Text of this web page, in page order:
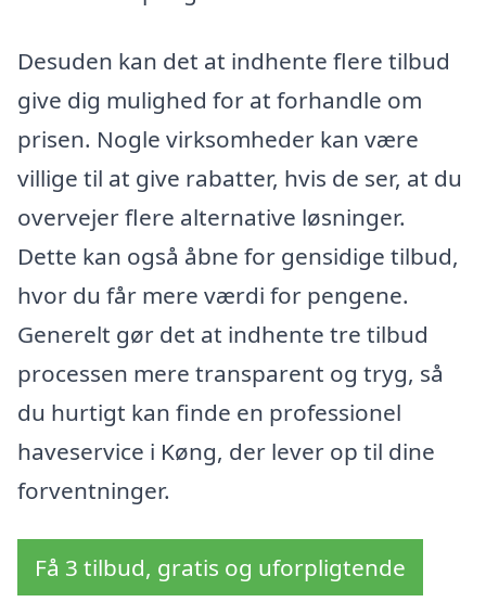
Desuden kan det at indhente flere tilbud
give dig mulighed for at forhandle om
prisen. Nogle virksomheder kan være
villige til at give rabatter, hvis de ser, at du
overvejer flere alternative løsninger.
Dette kan også åbne for gensidige tilbud,
hvor du får mere værdi for pengene.
Generelt gør det at indhente tre tilbud
processen mere transparent og tryg, så
du hurtigt kan finde en professionel
haveservice i Køng, der lever op til dine
forventninger.
Få 3 tilbud, gratis og uforpligtende